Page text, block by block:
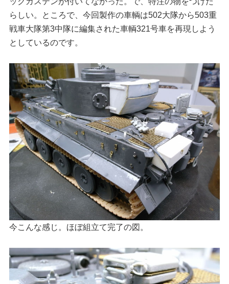
らしい。ところで、今回製作の車輌は502大隊から503重
戦車大隊第3中隊に編集された車輌321号車を再現しよう
としているのです。
今こんな感じ。ほぼ組立て完了の図。